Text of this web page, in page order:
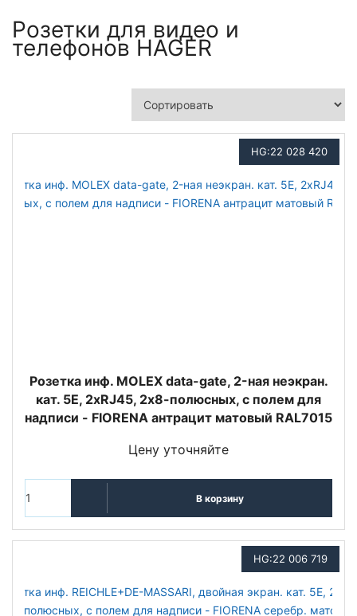
Розетки для видео и
телефонов HAGER
HG:22 028 420
Розетка инф. MOLEX data-gate, 2-ная неэкран.
кат. 5E, 2хRJ45, 2х8-полюсных, с полем для
надписи - FIORENA антрацит матовый RAL7015
Цену уточняйте
В корзину
HG:22 006 719